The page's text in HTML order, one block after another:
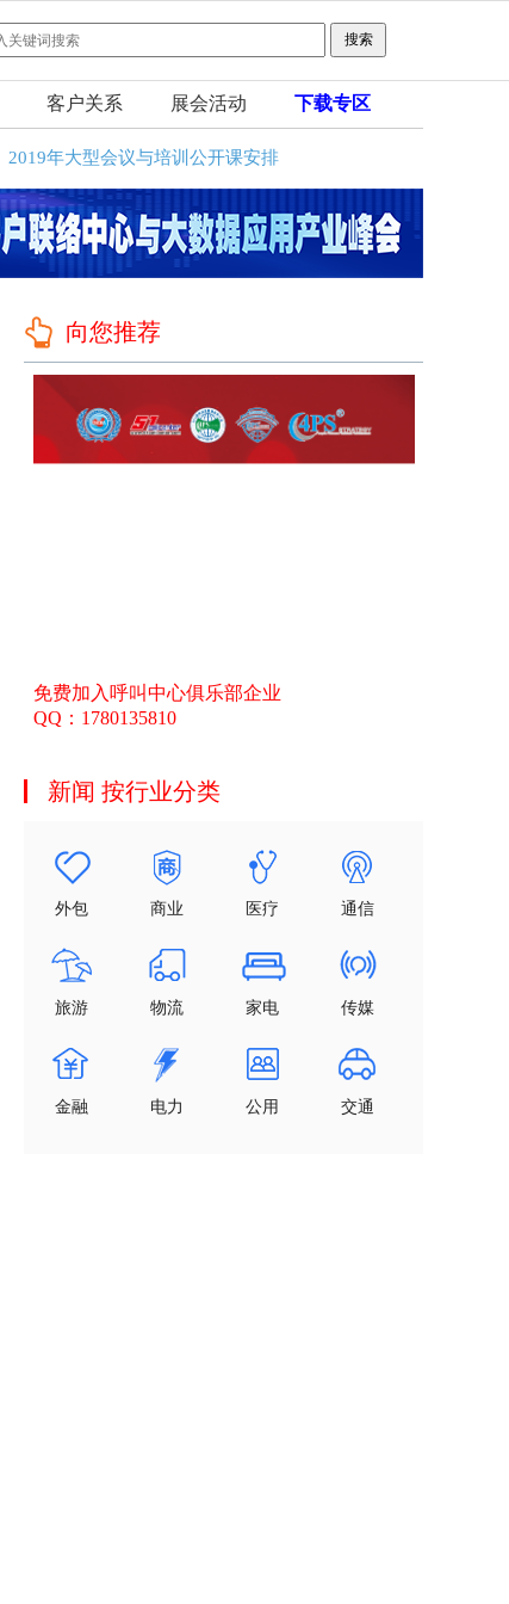
客户关系 展会活动 下载专区
2019年大型会议与培训公开课安排
向您推荐
免费加入呼叫中心俱乐部企业
QQ：1780135810
新闻 按行业分类
外包 商业 医疗 通信
旅游 物流 家电 传媒
金融 电力 公用 交通